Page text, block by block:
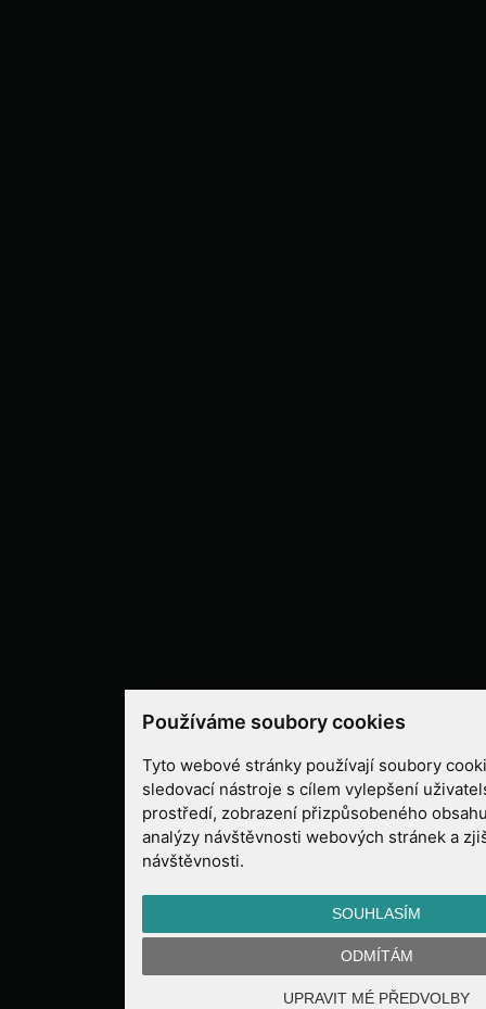
Používáme soubory cookies
Tyto webové stránky používají soubory
sledovací nástroje s cílem vylepšení
prostředí, zobrazení přizpůsobeného
analýzy návštěvnosti webových stránek a
návštěvnosti.
SOUHLASÍM
ODMÍTÁM
UPRAVIT MÉ PŘEDVOLBY